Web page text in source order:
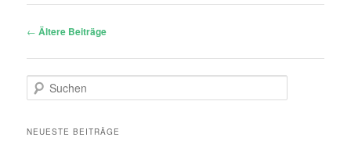
Beitragsnavigation
← Ältere Beiträge
u
h
NEUESTE BEITRÄGE